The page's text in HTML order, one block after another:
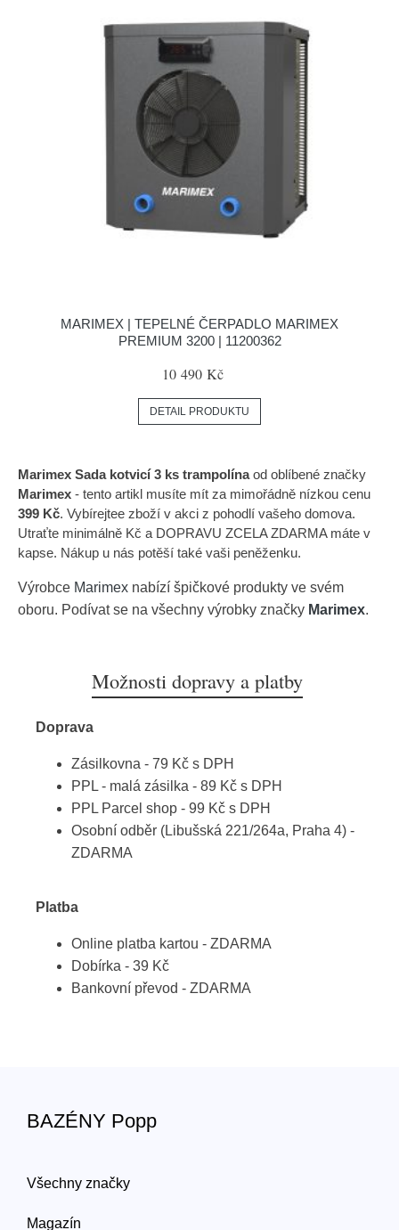
MARIMEX | TEPELNÉ ČERPADLO MARIMEX
PREMIUM 3200 | 11200362
10 490 Kč
DETAIL PRODUKTU
Marimex Sada kotvicí 3 ks trampolínaod oblíbené značky
Marimex - tento artikl musíte mít za mimořádně nízkou cenu
399 Kč. Vybírejtee zboží v akci z pohodlí vašeho domova.
Utraťte minimálně Kč a DOPRAVU ZCELA ZDARMA máte v
kapse. Nákup u nás potěší také vaši peněženku.
Výrobce Marimex nabízí špičkové produkty ve svém
oboru. Podívat se na všechny výrobky značky Marimex.
Možnosti dopravy a platby
Doprava
Zásilkovna - 79 Kč s DPH
PPL - malá zásilka - 89 Kč s DPH
PPL Parcel shop - 99 Kč s DPH
Osobní odběr (Libušská 221/264a, Praha 4) -
ZDARMA
Platba
Online platba kartou - ZDARMA
Dobírka - 39 Kč
Bankovní převod - ZDARMA
BAZÉNY Popp
Všechny značky
Magazín